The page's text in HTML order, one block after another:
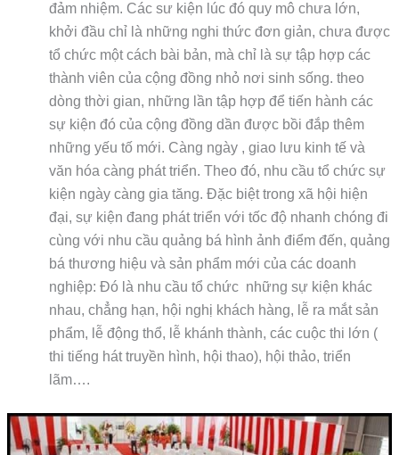
đảm nhiệm. Các sư kiện lúc đó quy mô chưa lớn,
khởi đầu chỉ là những nghi thức đơn giản, chưa được
tổ chức một cách bài bản, mà chỉ là sự tập hợp các
thành viên của cộng đồng nhỏ nơi sinh sống. theo
dòng thời gian, những lần tập hợp để tiến hành các
sự kiện đó của cộng đồng dần được bồi đắp thêm
những yếu tố mới. Càng ngày , giao lưu kinh tế và
văn hóa càng phát triển. Theo đó, nhu cầu tổ chức sự
kiện ngày càng gia tăng. Đặc biệt trong xã hội hiện
đại, sự kiện đang phát triển với tốc độ nhanh chóng đi
cùng với nhu cầu quảng bá hình ảnh điểm đến, quảng
bá thương hiệu và sản phẩm mới của các doanh
nghiệp: Đó là nhu cầu tổ chức những sự kiện khác
nhau, chẳng hạn, hội nghị khách hàng, lễ ra mắt sản
phẩm, lễ động thổ, lễ khánh thành, các cuộc thi lớn (
thi tiếng hát truyền hình, hội thao), hội thảo, triển
lãm….